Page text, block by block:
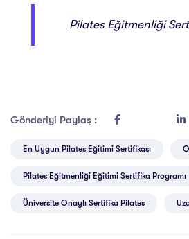
Pilates Eğitmenliği
Gönderiyi Paylaş :
En Uygun Pilates Eğitimi Sertifikası
Pilates Eğitmenliği Eğitimi Sertifika Programı
Üniversite Onaylı Sertifika Pilates